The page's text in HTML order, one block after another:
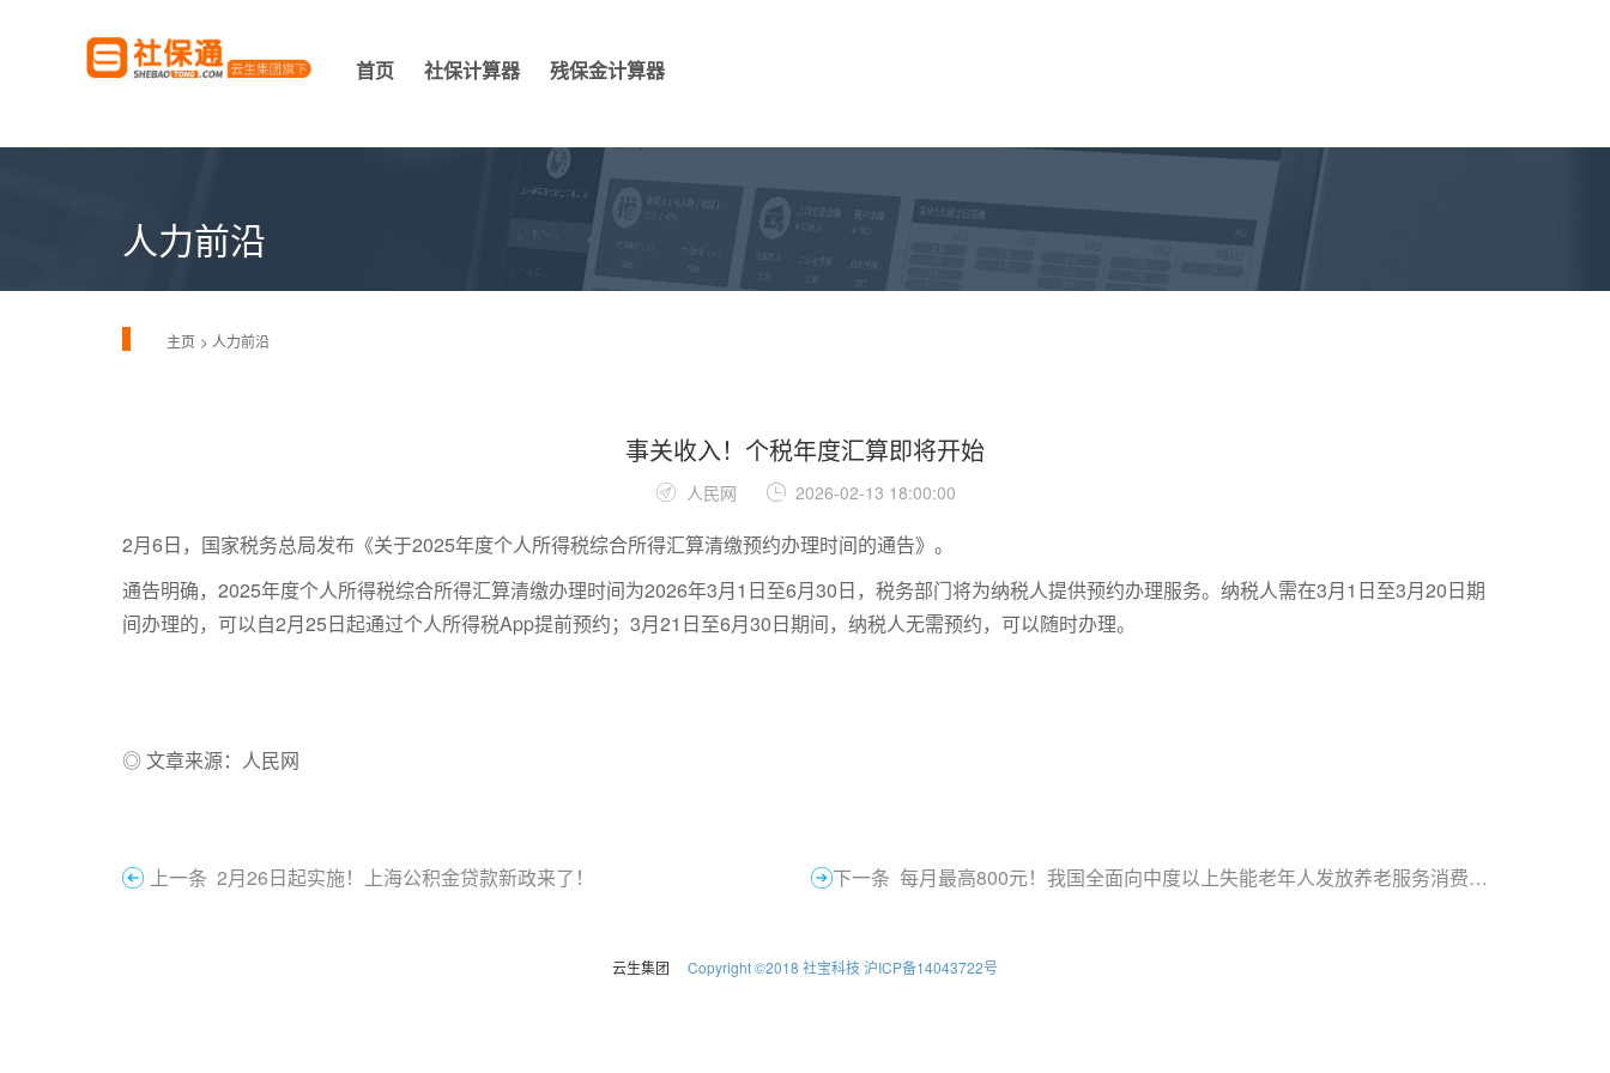
首页 社保计算器 残保金计算器
人力前沿
主页 人力前沿
事关收入！个税年度汇算即将开始
人民网 2026-02-13 18:00:00
2月6日，国家税务总局发布《关于2025年度个人所得税综合所得汇算清缴预约办理时间的通告》。
通告明确，2025年度个人所得税综合所得汇算清缴办理时间为2026年3月1日至6月30日，税务部门将为纳税人提供预约办理服务。纳税人需在3月1日至3月20日期
间办理的，可以自2月25日起通过个人所得税App提前预约；3月21日至6月30日期间，纳税人无需预约，可以随时办理。
◎ 文章来源：人民网
上一条 2月26日起实施！上海公积金贷款新政来了！ 下一条 每月最高800元！我国全面向中度以上失能老年人发放养老服务消费补贴
云生集团 Copyright ©2018 社宝科技 沪ICP备14043722号